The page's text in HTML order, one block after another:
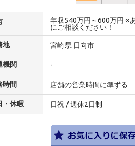
年収540万円～600万円 ※
にご相談ください！
地 宮崎県 日向市
機関 -
時間 店舗の営業時間に準ずる
・休暇 日祝 / 週休2日制